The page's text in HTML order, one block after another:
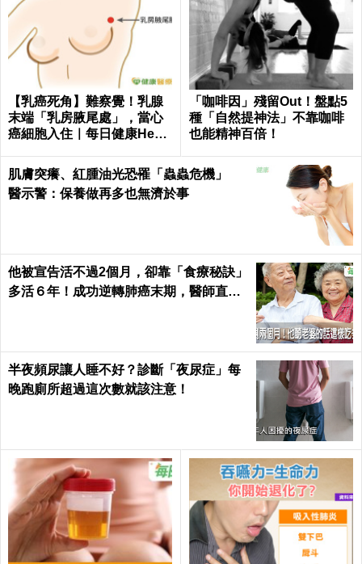
【乳癌死角】難察覺！乳腺
末端「乳房腋尾處」，當心
癌細胞入住｜每日健康Healt
「咖啡因」殘留Out！盤點5
種「自然提神法」不靠咖啡
也能精神百倍！
肌膚突癢、紅腫油光恐罹「蟲蟲危機」
醫示警：保養做再多也無濟於事
他被宣告活不過2個月，卻靠「食療秘訣」
多活６年！成功逆轉肺癌末期，醫師直
半夜頻尿讓人睡不好？診斷「夜尿症」每
晚跑廁所超過這次數就該注意！